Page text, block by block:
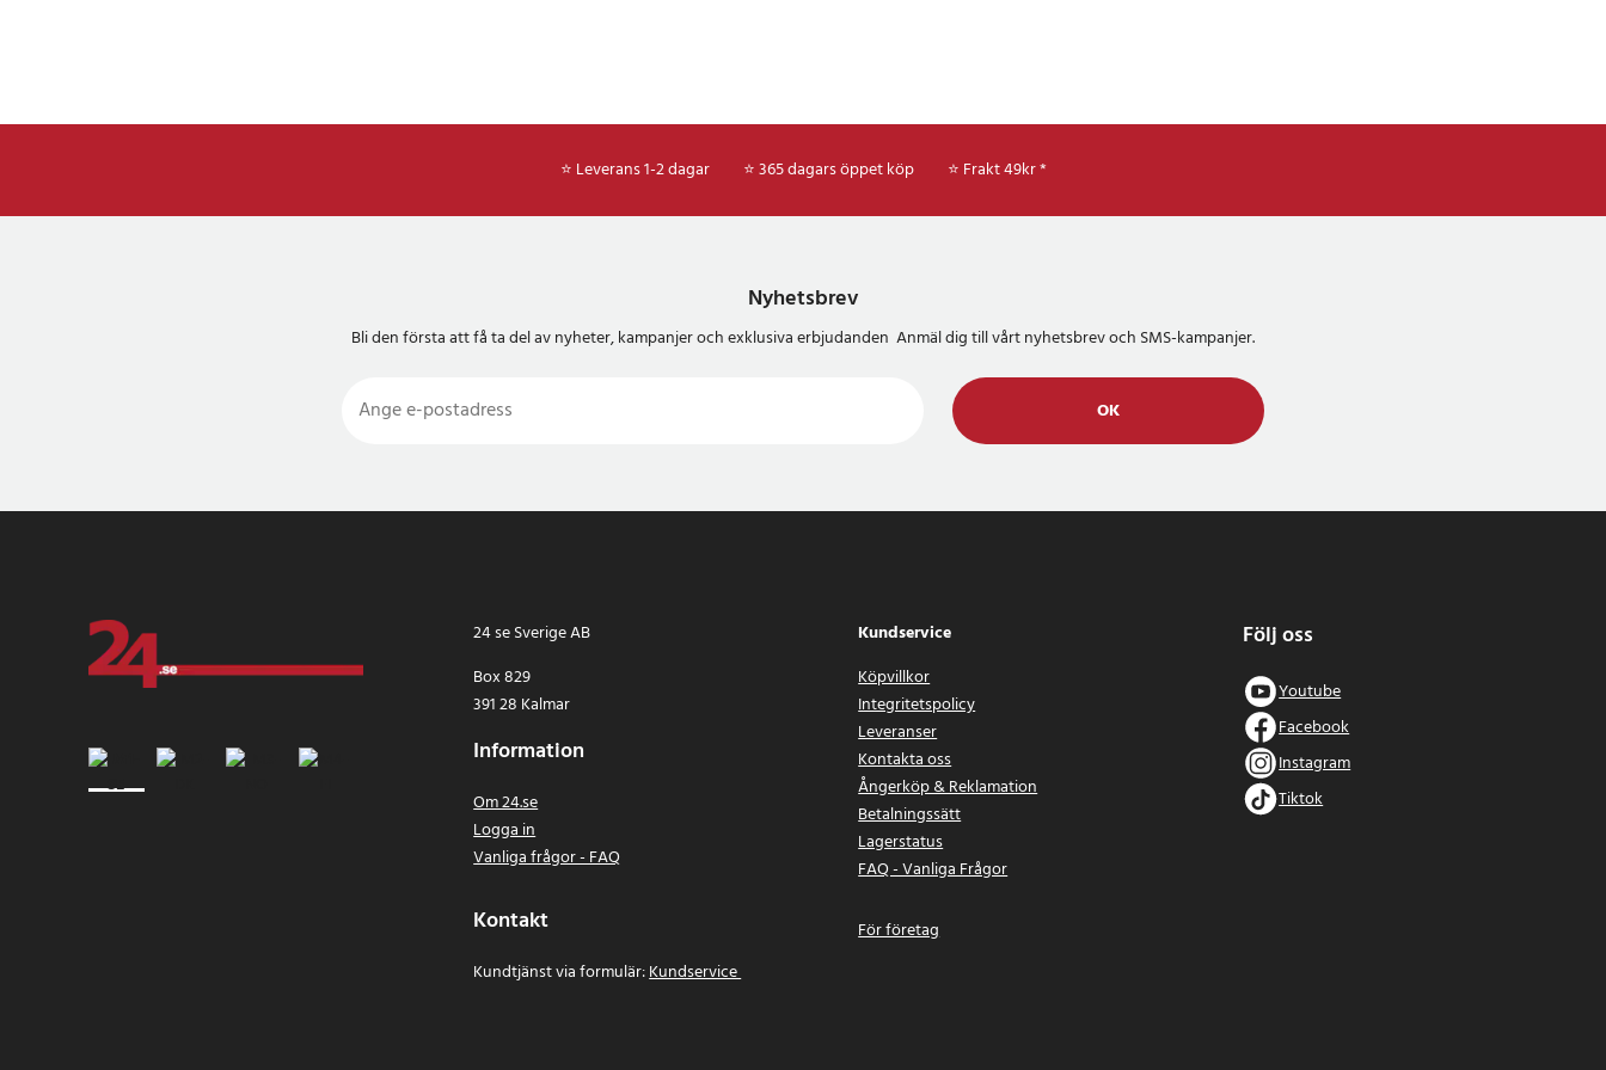
⭐ Leverans 1-2 dagar ⭐ 365 dagars öppet köp ⭐ Frakt 49kr *
Nyhetsbrev
Bli den första att få ta del av nyheter, kampanjer och exklusiva erbjudanden Anmäl dig till vårt nyhetsbrev och SMS-kampanjer.
OK
24 se Sverige AB
Box 829
391 28 Kalmar
Information
Om 24.se
Logga in
Vanliga frågor - FAQ
Kontakt
Kundtjänst via formulär:Kundservice
Kundservice
Köpvillkor
Integritetspolicy
Leveranser
Kontakta oss
Ångerköp & Reklamation
Betalningssätt
Lagerstatus
FAQ - Vanliga Frågor
För företag
Följ oss
Youtube
Facebook
Instagram
Tiktok